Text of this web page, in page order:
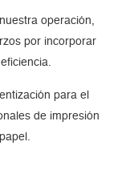
operación,
por incorporar
para el
de impresión